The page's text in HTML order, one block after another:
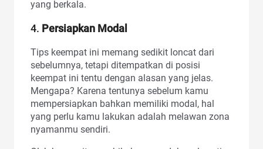
yang berkala.
4. Persiapkan Modal
Tips keempat ini memang sedikit loncat dari
sebelumnya, tetapi ditempatkan di posisi
keempat ini tentu dengan alasan yang jelas.
Mengapa? Karena tentunya sebelum kamu
mempersiapkan bahkan memiliki modal, hal
yang perlu kamu lakukan adalah melawan zona
nyamanmu sendiri.